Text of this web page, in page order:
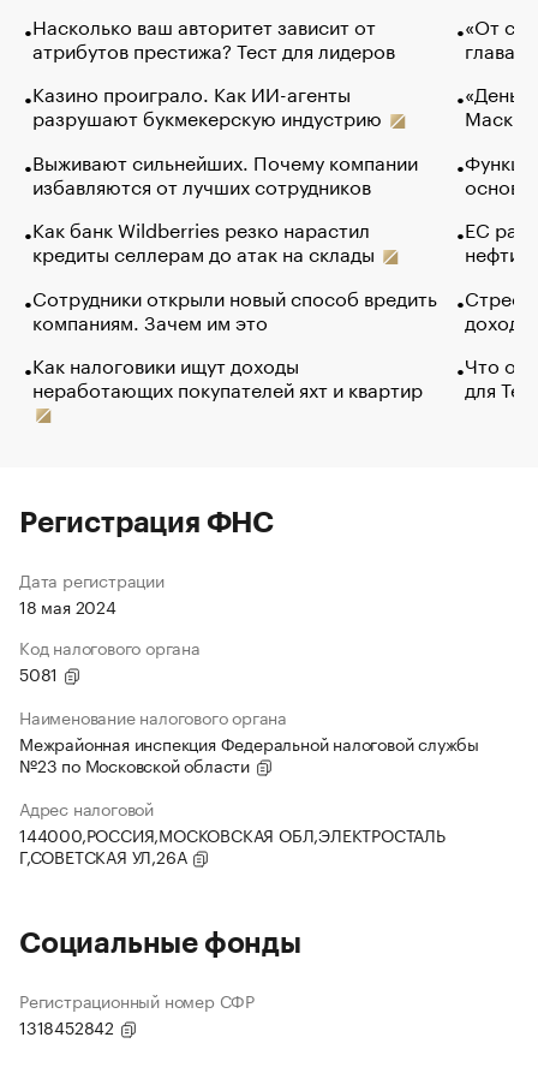
Насколько ваш авторитет зависит от
атрибутов престижа? Тест для лидеров
Казино проиграло. Как ИИ-агенты
разрушают букмекерскую индустрию
Выживают сильнейших. Почему компании
избавляются от лучших сотрудников
Как банк Wildberries резко нарастил
кредиты селлерам до атак на склады
Сотрудники открыли новый способ вредить
компаниям. Зачем им это
Как налоговики ищут доходы
неработающих покупателей яхт и квартир
«От
глава
Маск в
основ
ЕС
нефти
Что
для
Регистрация ФНС
Дата регистрации
18 мая 2024
Код налогового органа
5081
Наименование налогового органа
Межрайонная инспекция Федеральной налоговой службы
№23 по Московской области
Адрес налоговой
144000,РОССИЯ,МОСКОВСКАЯ ОБЛ,ЭЛЕКТРОСТАЛЬ
Г,СОВЕТСКАЯ УЛ,26А
Социальные фонды
Регистрационный номер СФР
1318452842